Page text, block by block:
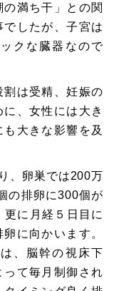
満ち干」との関
したが、子宮は
クな臓器なので
は受精、妊娠の
、女性には大き
大きな影響を及
、卵巣では200万
の排卵に300個が
に月経５日目に
に向かいます。
、脳幹の視床下
て毎月制御され